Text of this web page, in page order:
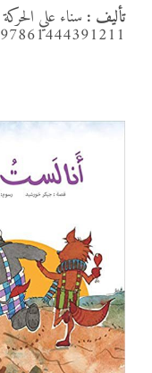
تأليف : سناء علي الحركة
97861444391211